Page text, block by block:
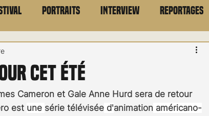
Portraits Interview Reportages
bref
Streaming Stefanie Rossier
cet été
Cameron et Gale Anne Hurd sera de retour
est une série télévisée d'animation américano-